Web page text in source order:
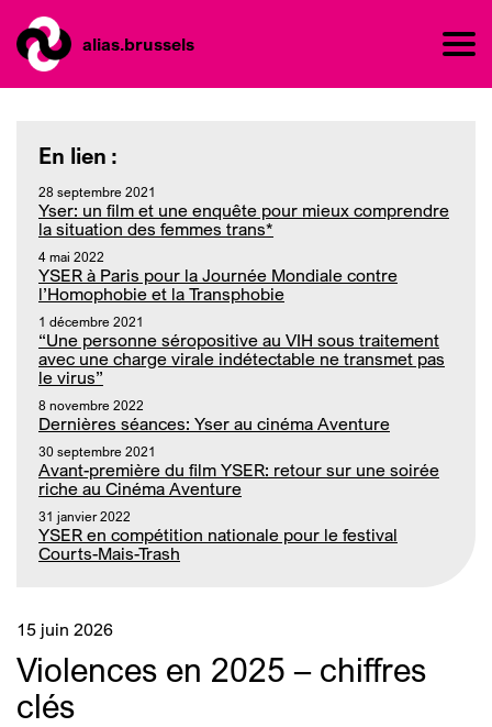
alias.brussels
En lien :
28 septembre 2021
Yser: un film et une enquête pour mieux comprendre
la situation des femmes trans*
4 mai 2022
YSER à Paris pour la Journée Mondiale contre
l’Homophobie et la Transphobie
1 décembre 2021
“Une personne séropositive au VIH sous traitement
avec une charge virale indétectable ne transmet pas
le virus”
8 novembre 2022
Dernières séances: Yser au cinéma Aventure
30 septembre 2021
Avant-première du film YSER: retour sur une soirée
riche au Cinéma Aventure
31 janvier 2022
YSER en compétition nationale pour le festival
Courts-Mais-Trash
15 juin 2026
Violences en 2025 – chiffres
clés